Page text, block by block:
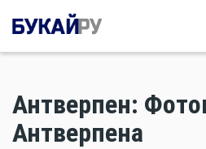
Антверпен:
Антверпена